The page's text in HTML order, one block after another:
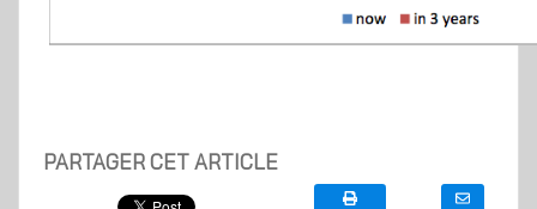
PARTAGER CET ARTICLE